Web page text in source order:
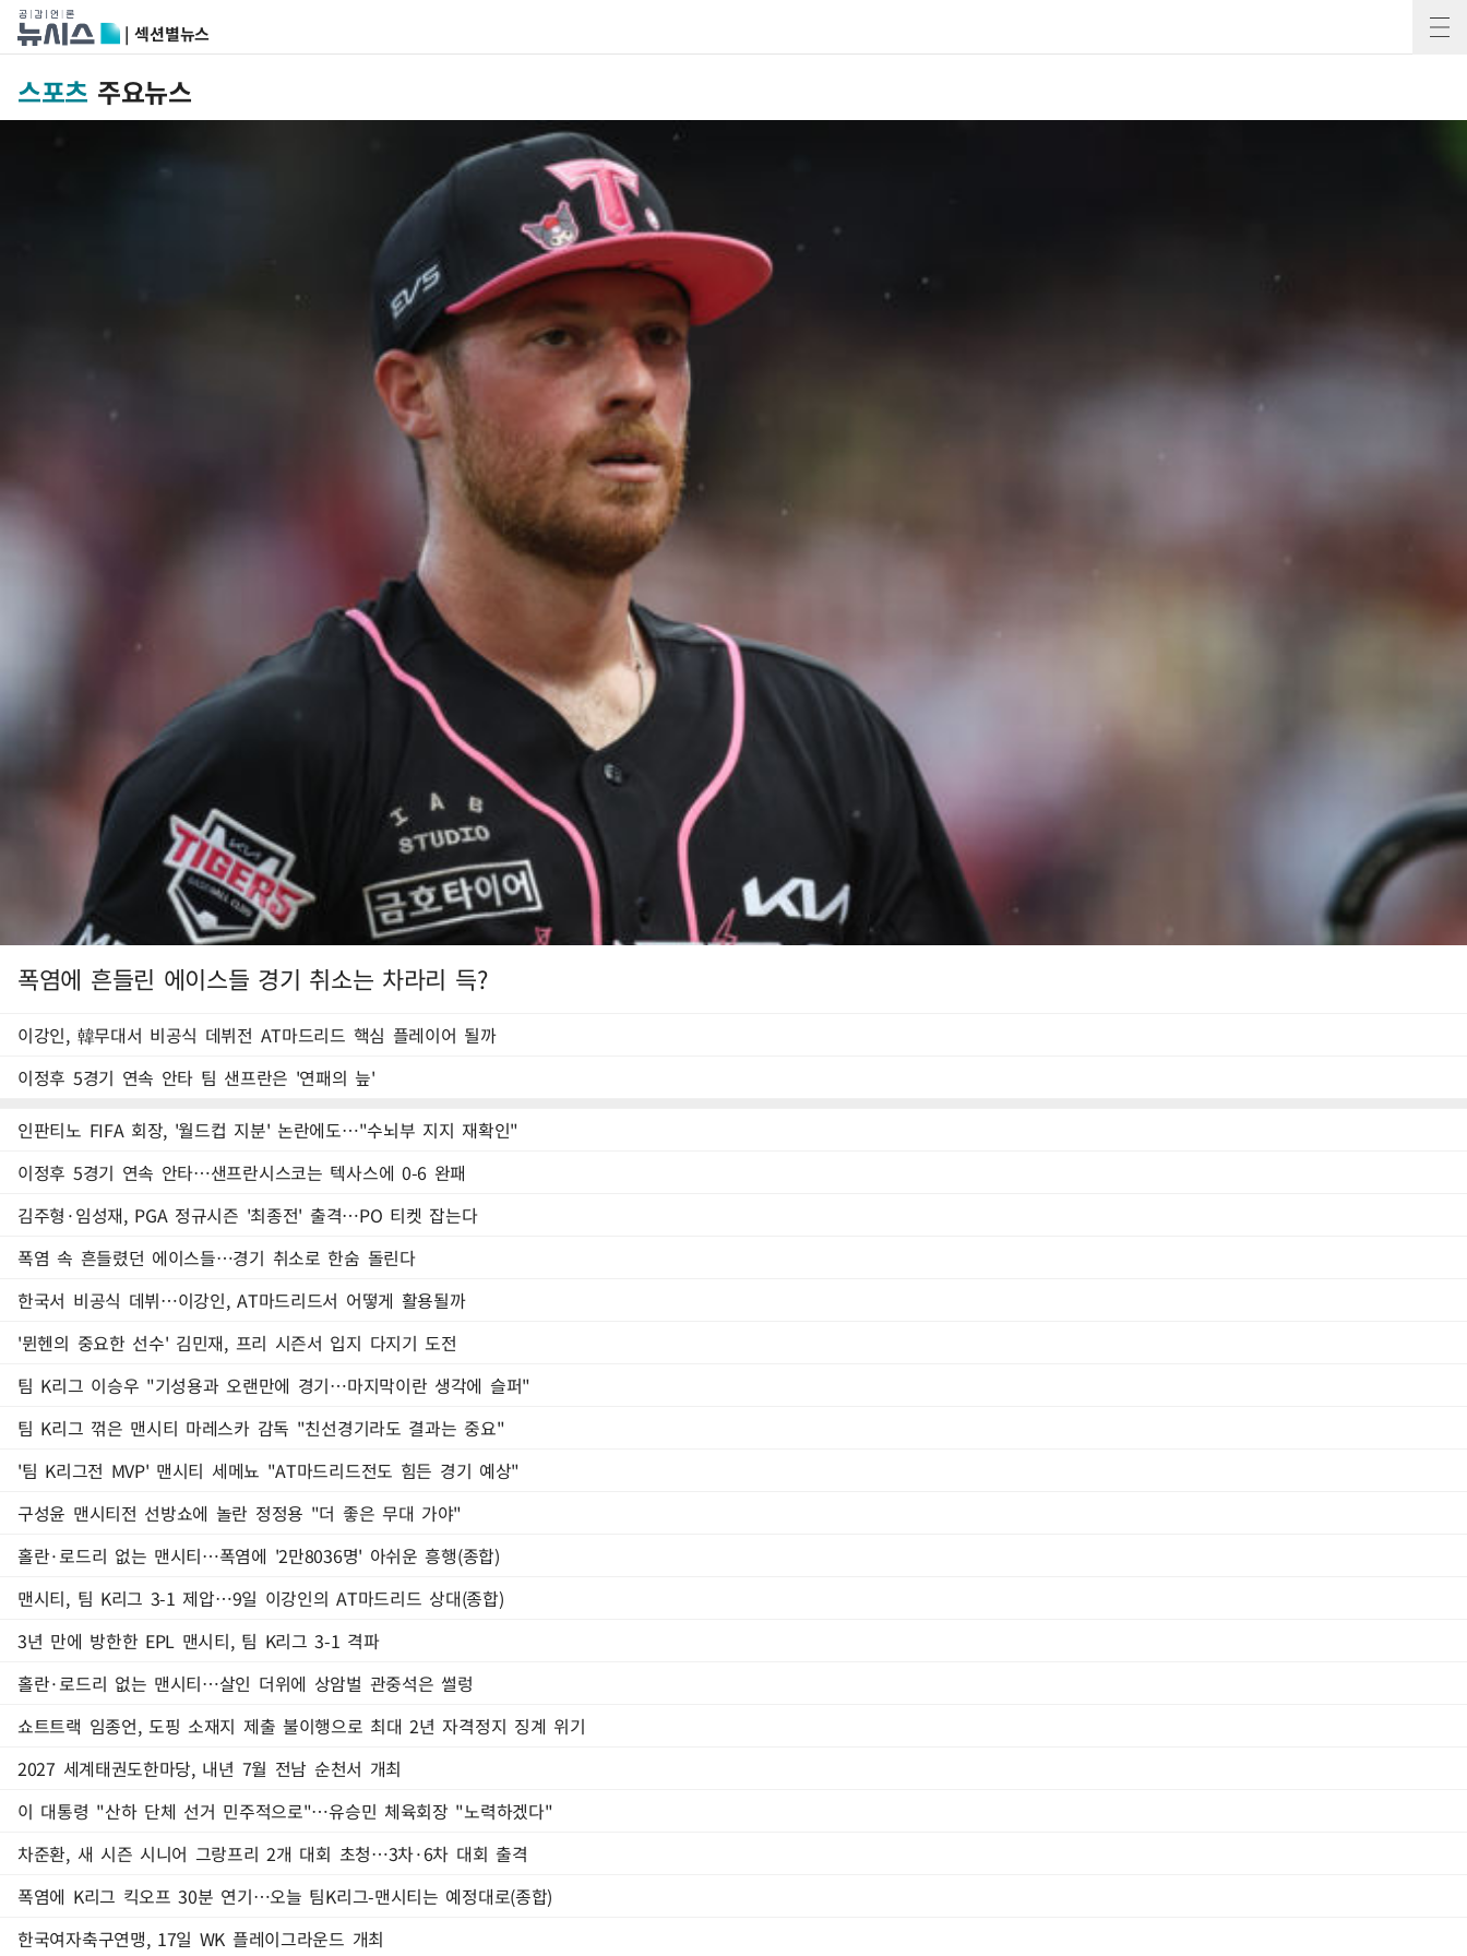
| 섹션별뉴스
스포츠 주요뉴스
폭염에 흔들린 에이스들 경기 취소는 차라리 득?
이강인, 韓무대서 비공식 데뷔전 AT마드리드 핵심 플레이어 될까
이정후 5경기 연속 안타 팀 샌프란은 '연패의 늪'
인판티노 FIFA 회장, '월드컵 지분' 논란에도…"수뇌부 지지 재확인"
이정후 5경기 연속 안타…샌프란시스코는 텍사스에 0-6 완패
김주형·임성재, PGA 정규시즌 '최종전' 출격…PO 티켓 잡는다
폭염 속 흔들렸던 에이스들…경기 취소로 한숨 돌린다
한국서 비공식 데뷔…이강인, AT마드리드서 어떻게 활용될까
'뮌헨의 중요한 선수' 김민재, 프리 시즌서 입지 다지기 도전
팀 K리그 이승우 "기성용과 오랜만에 경기…마지막이란 생각에 슬퍼"
팀 K리그 꺾은 맨시티 마레스카 감독 "친선경기라도 결과는 중요"
'팀 K리그전 MVP' 맨시티 세메뇨 "AT마드리드전도 힘든 경기 예상"
구성윤 맨시티전 선방쇼에 놀란 정정용 "더 좋은 무대 가야"
홀란·로드리 없는 맨시티…폭염에 '2만8036명' 아쉬운 흥행(종합)
맨시티, 팀 K리그 3-1 제압…9일 이강인의 AT마드리드 상대(종합)
3년 만에 방한한 EPL 맨시티, 팀 K리그 3-1 격파
홀란·로드리 없는 맨시티…살인 더위에 상암벌 관중석은 썰렁
쇼트트랙 임종언, 도핑 소재지 제출 불이행으로 최대 2년 자격정지 징계 위기
2027 세계태권도한마당, 내년 7월 전남 순천서 개최
이 대통령 "산하 단체 선거 민주적으로"…유승민 체육회장 "노력하겠다"
차준환, 새 시즌 시니어 그랑프리 2개 대회 초청…3차·6차 대회 출격
폭염에 K리그 킥오프 30분 연기…오늘 팀K리그-맨시티는 예정대로(종합)
한국여자축구연맹, 17일 WK 플레이그라운드 개최